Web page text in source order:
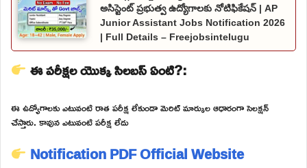
అసిస్టెంట్ ప్రభుత్వ ఉద్యోగాలకు నోటిఫికేషన్ | AP
Junior Assistant Jobs Notification 2026
| Full Details – Freejobsintelugu
ఈ పరీక్షల యొక్క సిలబస్ ఏంటి?:
ఈ ఉద్యోగాలకు ఎటువంటి రాత పరీక్ష లేకుండా మెరిట్ మార్కుల ఆధారంగా సెలక్షన్
చేస్తారు. కావున ఎటువంటి పరీక్ష లేదు
Notification PDFOfficial Website